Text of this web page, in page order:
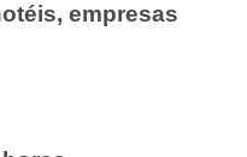
empresas